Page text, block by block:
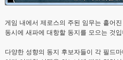
게임 내에서 제로스의 주된 임무는 흩어
동시에 새파에 대항할 동지를 모으는 것입
다양한 성향의 동지 후보자들이 각 필드